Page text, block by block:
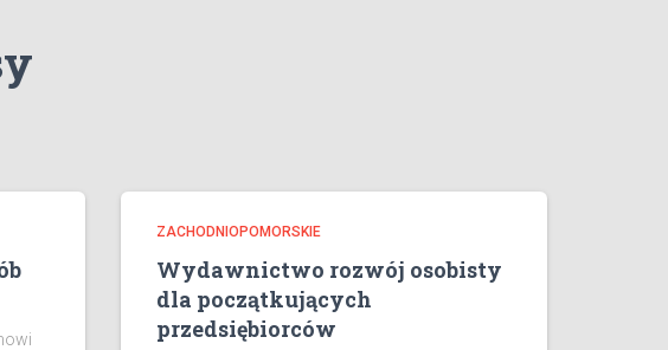
ZACHODNIOPOMORSKIE
Wydawnictwo rozwój osobisty
dla początkujących
przedsiębiorców